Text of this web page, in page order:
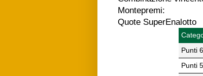
Montepremi:
Quote SuperEnalotto
Punti 6
Punti 5